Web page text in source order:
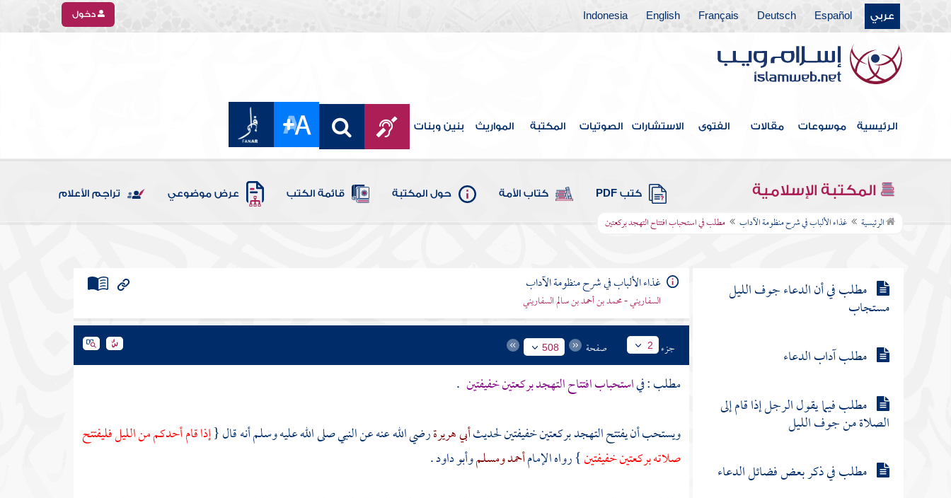
عربي Español
Deutsch
Français
English
Indonesia دخول
الرئيسية موسوعات مقالات الفتوى الاستشارات الصوتيات المكتبة المواريث بنين وبنات
المكتبة الإسلامية كتب PDF كتاب الأمة حول المكتبة قائمة الكتب عرض موضوعي تراجم الأعلام
الرئيسية غذاء الألباب في شرح منظومة الآداب مطلب في استحباب افتتاح التهجد بركعتين
مطلب ينبغي تحصين الجوارح عن
الفحشاء كلها
مطلب في المحافظة على أداء الفروض
مطلب في التهجد وما ورد في فضله
مطلب في استحباب افتتاح التهجد
مطلب في أن الدعاء جوف الليل
مستجاب
مطلب آداب الدعاء
مطلب فيما يقول الرجل إذا قام إلى
الصلاة من جوف الليل
مطلب في ذكر بعض فضائل الدعاء
غذاء الألباب في شرح منظومة الآداب
السفاريني - محمد بن أحمد بن سالم السفاريني
جزء 2 صفحة 508
مطلب : فياستحباب افتتاح التهجد بركعتين خفيفتين .
ويستحب أن يفتتح التهجد بركعتين خفيفتين لحديثأبي هريرةرضي الله عنه عن النبي صلى الله عليه وسلم أنه قال {إذا قام أحدكم من الليل فليفتتح
صلاته بركعتين خفيفتين} رواه الإمامأحمدومسلموأبو داود.